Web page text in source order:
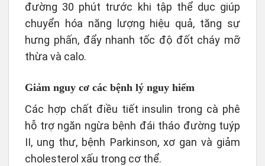
đường 30 phút trước khi tập thể dục giúp
chuyển hóa năng lượng hiệu quả, tăng sự
hưng phấn, đẩy nhanh tốc độ đốt cháy mỡ
thừa và calo.
Giảm nguy cơ các bệnh lý nguy hiểm
Các hợp chất điều tiết insulin trong cà phê
hỗ trợ ngăn ngừa bệnh đái tháo đường tuýp
II, ung thư, bệnh Parkinson, xơ gan và giảm
cholesterol xấu trong cơ thể.